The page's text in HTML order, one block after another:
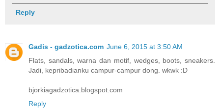
Reply
Gadis - gadzotica.com June 6, 2015 at 3:50 AM
Flats, sandals, warna dan motif, wedges, boots, sneakers.
Jadi, kepribadianku campur-campur dong. wkwk :D
bjorkiagadzotica.blogspot.com
Reply